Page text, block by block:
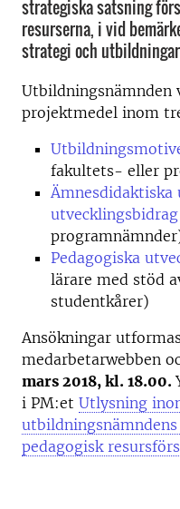
strategiska satsning
resurserna, i vid
strategi och
Utbildningsnämnden
projektmedel inom
fakultets- eller
Ämnesdidaktiska
utvecklingsbidrag
Pedagogiska
lärare med stöd
studentkårer)
Ansökningar
medarbetarwebben
mars 2018, kl. 18.00.
i PM:et Utlysning
pedagogisk